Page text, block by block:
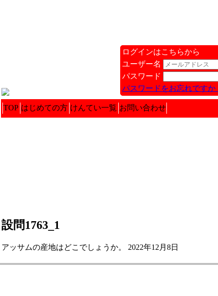
ログインはこちらから
ユーザー名
パスワード
パスワードをお忘れですか
TOP はじめての方 けんてい一覧 お問い合わせ
設問1763_1
アッサムの産地はどこでしょうか。 2022年12月8日